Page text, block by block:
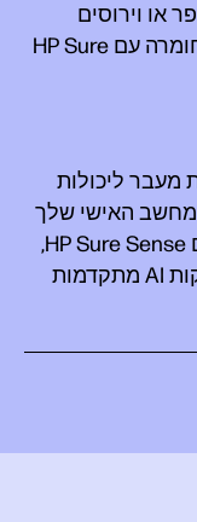
או וירוסים
בעזרת אבטחה שנאכפת על ידי החומרה עם HP Sure
מעבר ליכולות
האישי שלך
מפני התקפות שלא נראו עד כה עם HP Sure Sense,
המשלב ניתוח התנהגותי עם טכניקות AI מתקדמות